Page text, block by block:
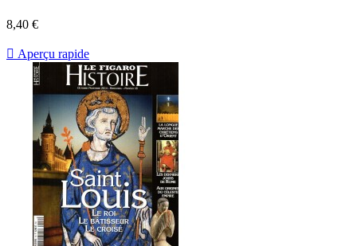
Prix
8,40 €
 Aperçu rapide